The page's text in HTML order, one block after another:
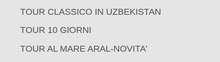
TOUR CLASSICO IN UZBEKISTAN
TOUR 10 GIORNI
TOUR AL MARE ARAL-NOVITA’